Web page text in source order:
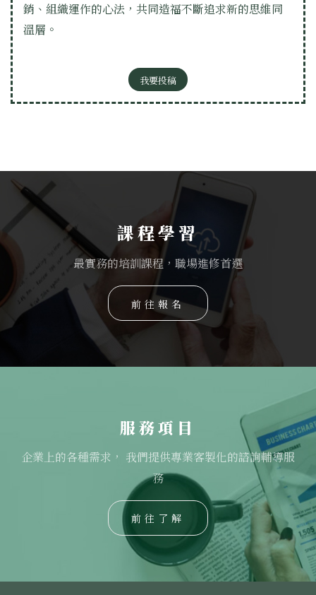
銷、組織運作的心法，共同造福不斷追求新的思維同
溫層。
我要投稿
課程學習
最實務的培訓課程，職場進修首選
前往報名
服務項目
企業上的各種需求， 我們提供專業客製化的諮詢輔導服
務
前往了解